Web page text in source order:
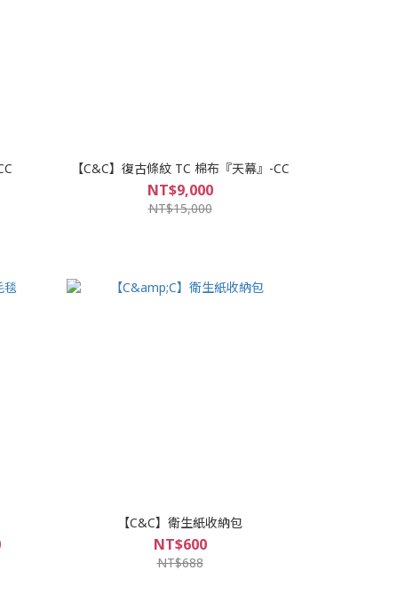
【C&C】復古條紋 TC 棉布『天幕』-CC
NT$9,000
NT$15,000
【C&C】衛生紙收納包
NT$600
NT$688